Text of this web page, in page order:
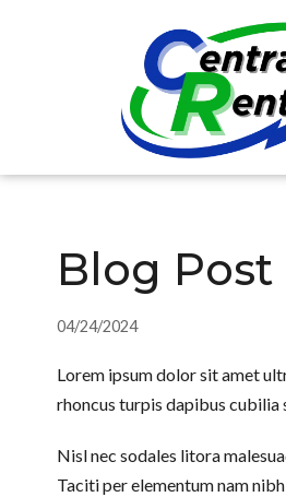
Blog Post
04/24/2024
Lorem ipsum dolor sit amet
rhoncus turpis dapibus cubilia
Nisl nec sodales litora
Taciti per elementum nam